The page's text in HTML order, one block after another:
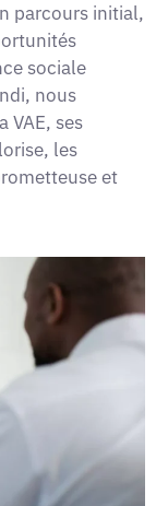
parcours initial,
sociale
nous
VAE, ses
les
et